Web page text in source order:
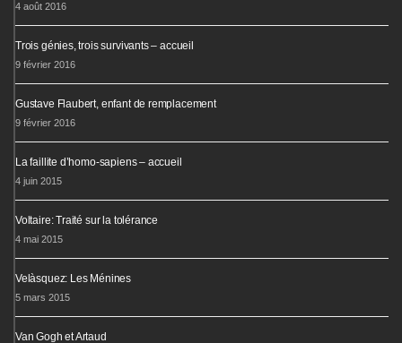
4 août 2016
Trois génies, trois survivants – accueil
9 février 2016
Gustave Flaubert, enfant de remplacement
9 février 2016
La faillite d’homo-sapiens – accueil
4 juin 2015
Voltaire: Traité sur la tolérance
4 mai 2015
Velàsquez: Les Ménines
5 mars 2015
Van Gogh et Artaud